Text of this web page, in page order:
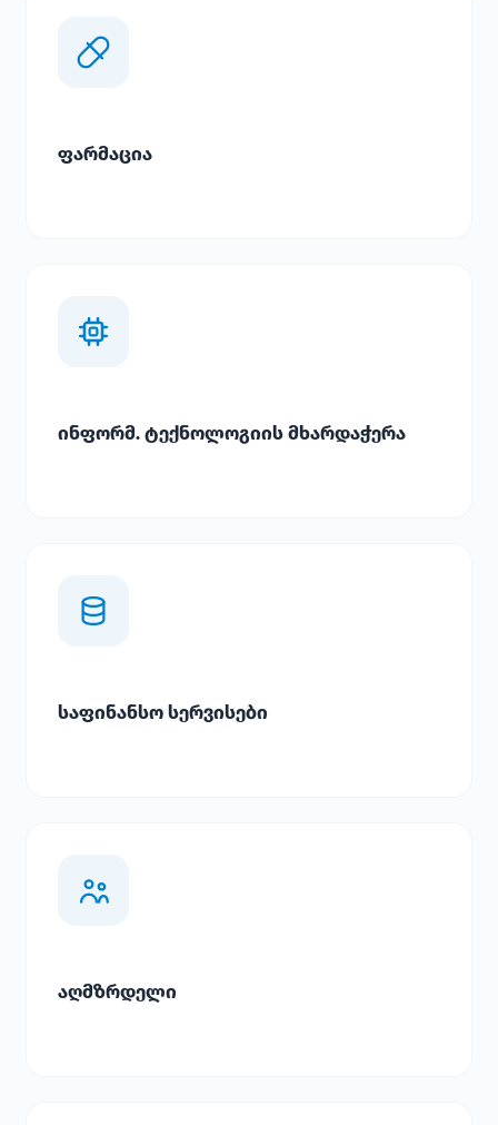
ფარმაცია
ინფორმ. ტექნოლოგიის მხარდაჭერა
საფინანსო სერვისები
აღმზრდელი